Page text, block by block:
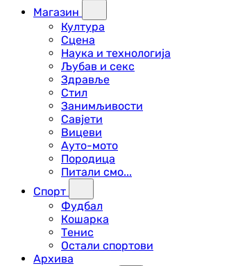
Магазин
Култура
Сцена
Наука и технологија
Љубав и секс
Здравље
Стил
Занимљивости
Савјети
Вицеви
Ауто-мото
Породица
Питали смо...
Спорт
Фудбал
Кошарка
Тенис
Остали спортови
Архива